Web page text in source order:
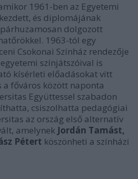
1961-ben az Egyetemi
és diplomájának
dolgozott
1963-tól egy
Csokonai Színház rendezője
színjátszóival is
kísérleti előadásokat vitt
a főváros között naponta
Együttessel szabadon
csiszolhatta pedagógiai
az ország első alternatív
amelynek Jordán Tamást,
Pétert köszönheti a színházi